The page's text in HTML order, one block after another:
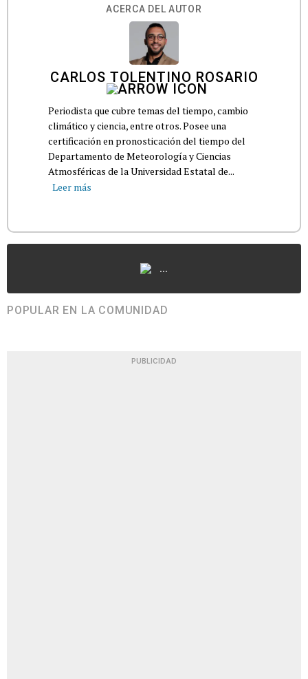
ACERCA DEL AUTOR
CARLOS TOLENTINO ROSARIO
Periodista que cubre temas del tiempo, cambio
climático y ciencia, entre otros. Posee una
certificación en pronosticación del tiempo del
Departamento de Meteorología y Ciencias
Atmosféricas de la Universidad Estatal de...
Leer más
...
POPULAR EN LA COMUNIDAD
PUBLICIDAD